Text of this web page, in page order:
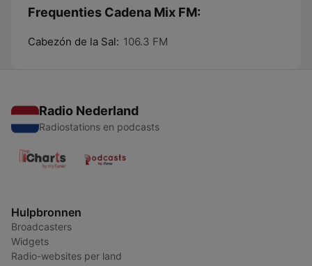
Frequenties Cadena Mix FM:
Cabezón de la Sal: 106.3 FM
Radio Nederland
Radiostations en podcasts
Hulpbronnen
Broadcasters
Widgets
Radio-websites per land